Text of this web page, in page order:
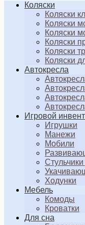
Коляски
Коляски
Коляски
Коляски
Коляски
Коляски
Коляски
Автокресла
Игровой
Игрушки
Манежи
Мобили
Ходунки
Мебель
Комоды
Кроватки
Для сна